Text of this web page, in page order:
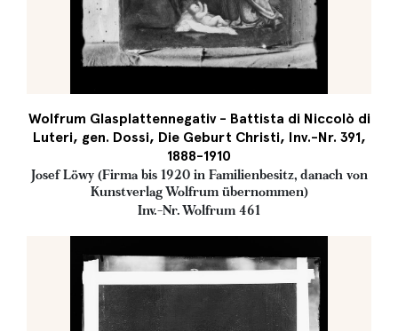
Wolfrum Glasplattennegativ - Battista di Niccolò di
Luteri, gen. Dossi, Die Geburt Christi, Inv.-Nr. 391,
1888-1910
Josef Löwy (Firma bis 1920 in Familienbesitz, danach von
Kunstverlag Wolfrum übernommen)
Inv.-Nr. Wolfrum 461